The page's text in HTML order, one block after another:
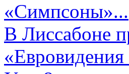
«Симпсоны»...
В Лиссабоне